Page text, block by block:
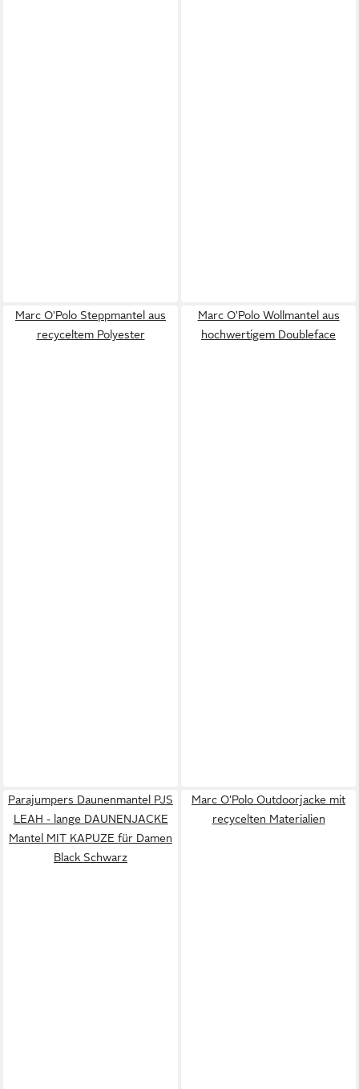
Marc O'Polo Steppmantel aus
recyceltem Polyester
Marc O'Polo Wollmantel aus
hochwertigem Doubleface
Parajumpers Daunenmantel PJS
LEAH - lange DAUNENJACKE
Mantel MIT KAPUZE für Damen
Black Schwarz
Marc O'Polo Outdoorjacke mit
recycelten Materialien